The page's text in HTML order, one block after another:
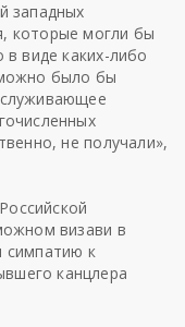
западных
которые могли бы
в виде каких-либо
было бы
не получали»,
визави в
симпатию к
канцлера